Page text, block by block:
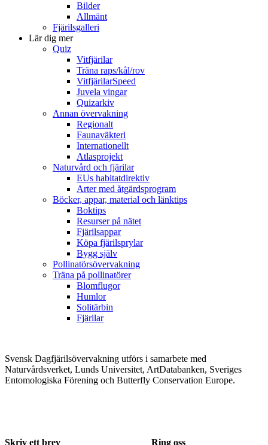
Bilder
Allmänt
Fjärilsgalleri
Lär dig mer
Quiz
Vitfjärilar
Träna raps/kål/rov
VitfjärilarSpeed
Juvela vingar
Quizarkiv
Annan övervakning
Regionalt
Faunaväkteri
Internationellt
Atlasprojekt
Naturvård och fjärilar
EUs habitatdirektiv
Arter med åtgärdsprogram
Böcker, appar, material och länktips
Boktips
Resurser på nätet
Fjärilsappar
Köpa fjärilsprylar
Bygg själv
Pollinatörsövervakning
Träna på pollinatörer
Blomflugor
Humlor
Solitärbin
Fjärilar
Svensk Dagfjärilsövervakning utförs i samarbete med
Naturvårdsverket, Lunds Universitet, ArtDatabanken, Sveriges
Entomologiska Förening och Butterfly Conservation Europe.
Skriv ett brev Ring oss